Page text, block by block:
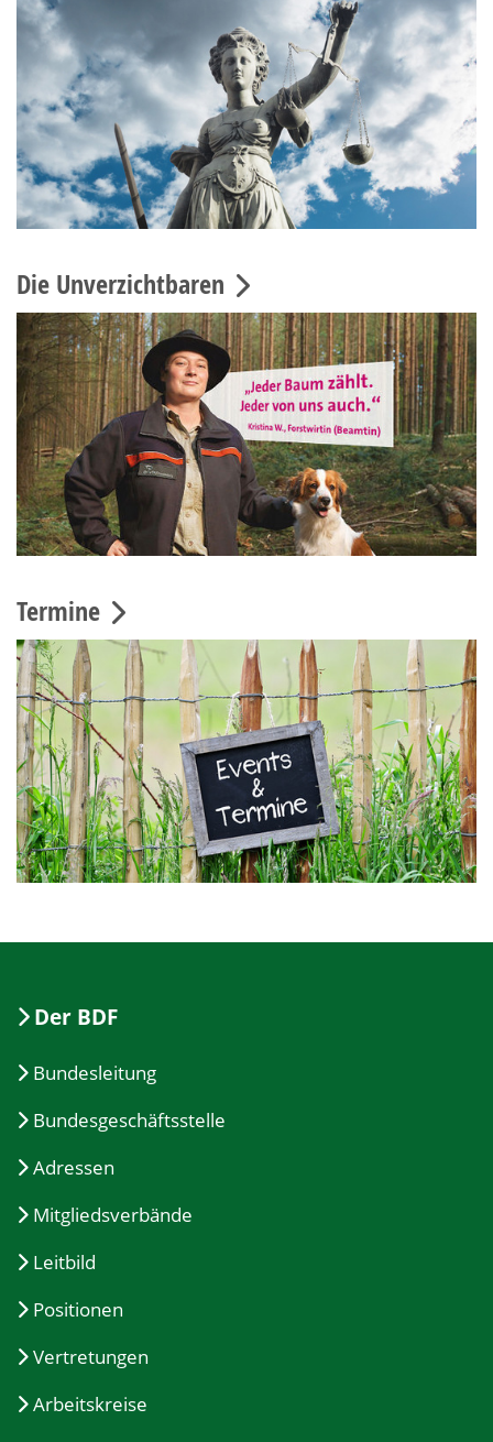
Die Unverzichtbaren
Termine
Der BDF
Bundesleitung
Bundesgeschäftsstelle
Adressen
Mitgliedsverbände
Leitbild
Positionen
Vertretungen
Arbeitskreise